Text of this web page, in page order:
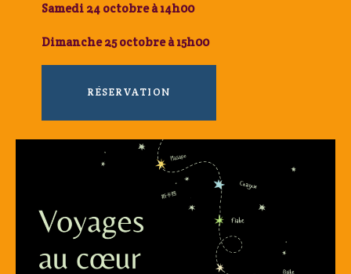
Samedi 24 octobre à 14h00
Dimanche 25 octobre à 15h00
RÉSERVATION